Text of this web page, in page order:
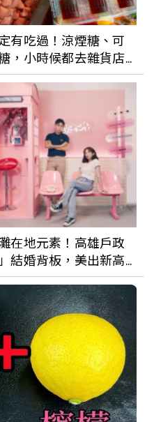
有吃過！涼煙糖、可
，小時候都去雜貨店
在地元素！高雄戶政
結婚背板，美出新高